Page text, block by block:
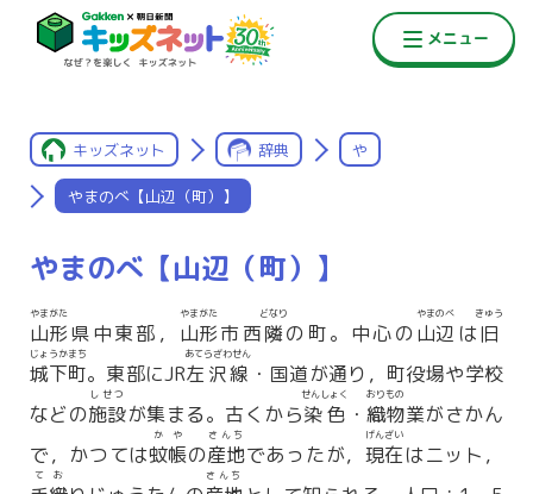
キッズネット 辞典 や
やまのべ【山辺（町）】
やまのべ【山辺（町）】
山形
やまがた
県中東部， 山形
やまがた
市西隣
どなり
の町。中心の山辺
やまのべ
は旧
きゅう
城下町
じょうかまち
。東部にJR左沢線
あてらざわせん
・国道が通り，町役場や学校
などの施設
しせつ
が集まる。古くから染色
せんしょく
・ 織物
おりもの
業がさかん
で，かつては蚊帳
かや
の産地
さんち
であったが， 現在
げんざい
はニット，
てお さんち